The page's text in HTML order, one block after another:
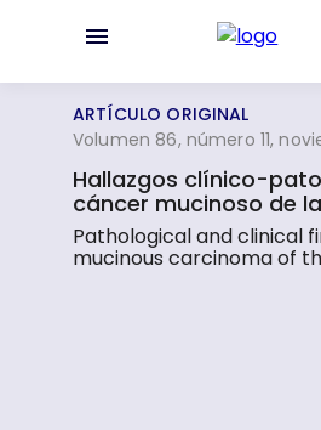
ARTÍCULO ORIGINAL
Volumen 86, número 11,
Hallazgos clínico-
cáncer mucinoso de
Pathological and clinical
mucinous carcinoma of